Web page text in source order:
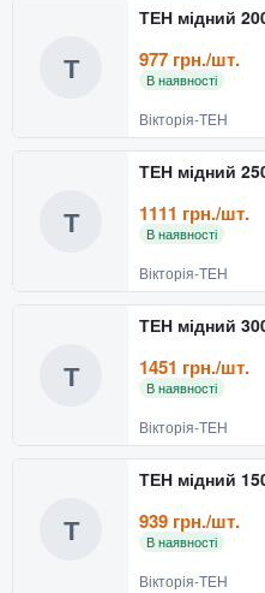
Т
ТЕН мідний
977 грн./шт.
В наявності
Вікторія-ТЕН
Т
ТЕН мідний
1111 грн./шт.
В наявності
Вікторія-ТЕН
Т
ТЕН мідний
1451 грн./шт.
В наявності
Вікторія-ТЕН
Т
ТЕН мідний
939 грн./шт.
В наявності
Вікторія-ТЕН